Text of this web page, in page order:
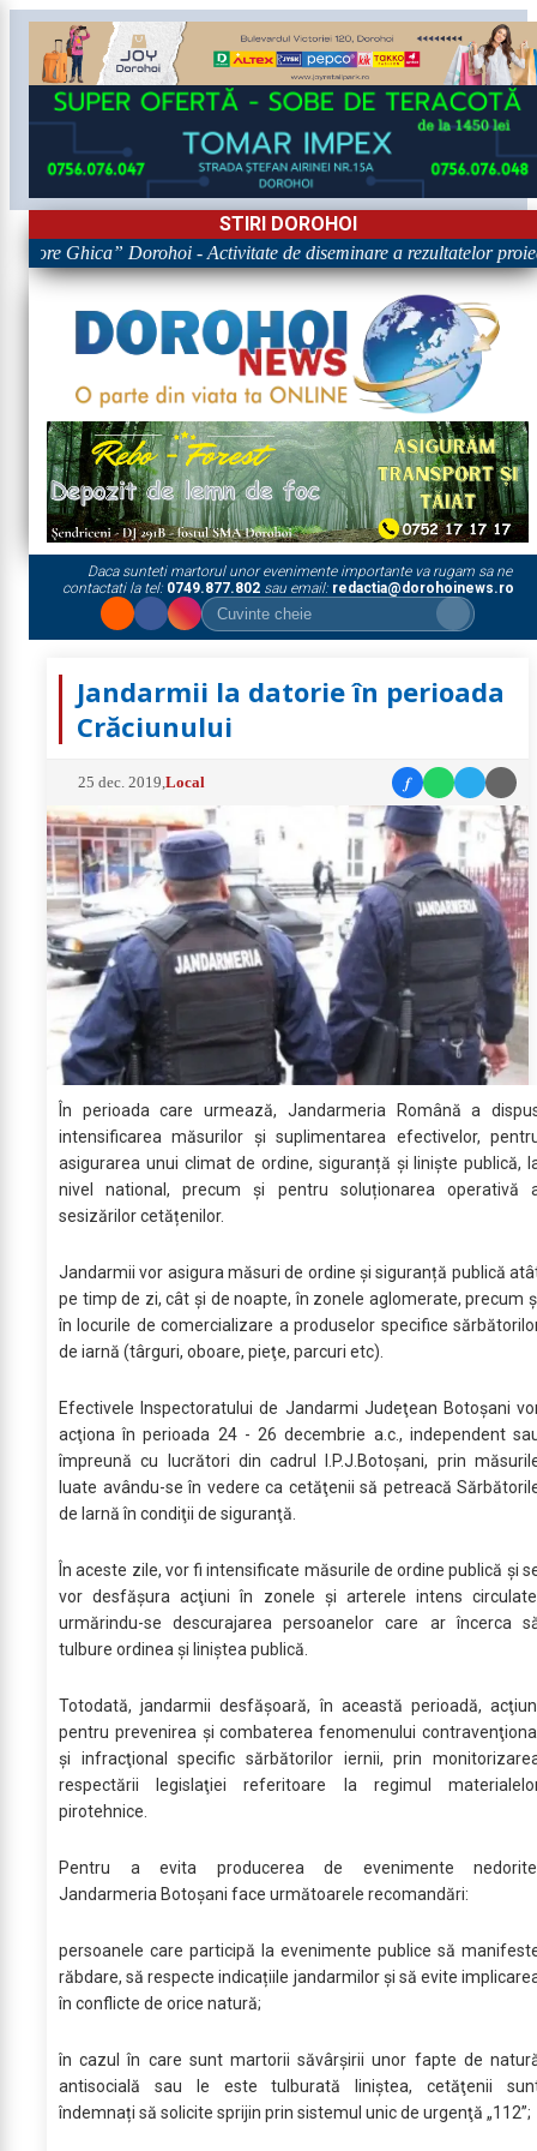
STIRI DOROHOI
Ghica” Dorohoi - Activitate de diseminare a rezultatelor
Daca sunteti martorul unor evenimente importante va rugam sa ne
contactati la tel: 0749.877.802sau email: redactia@dorohoinews.ro
Jandarmii la datorie în perioada
Crăciunului
25 dec. 2019 ,Local f
În perioada care urmează, Jandarmeria Română a
intensificarea măsurilor și suplimentarea efectivelor,
asigurarea unui climat de ordine, siguranță și liniște publică,
nivel national, precum și pentru soluționarea operativă
sesizărilor cetățenilor.
Jandarmii vor asigura măsuri de ordine și siguranță publică
pe timp de zi, cât şi de noapte, în zonele aglomerate, precum
în locurile de comercializare a produselor specifice
de iarnă (târguri, oboare, pieţe, parcuri etc).
Efectivele Inspectoratului de Jandarmi Judeţean Botoşani
acţiona în perioada 24 - 26 decembrie a.c., independent
împreună cu lucrători din cadrul I.P.J.Botoșani, prin
luate avându-se în vedere ca cetăţenii să petreacă
de Iarnă în condiţii de siguranţă.
În aceste zile, vor fi intensificate măsurile de ordine publică şi
vor desfăşura acţiuni în zonele şi arterele intens
urmărindu-se descurajarea persoanelor care ar încerca
tulbure ordinea şi liniştea publică.
Totodată, jandarmii desfăşoară, în această perioadă,
pentru prevenirea şi combaterea fenomenului
şi infracţional specific sărbătorilor iernii, prin
respectării legislaţiei referitoare la regimul
pirotehnice.
Pentru a evita producerea de evenimente
Jandarmeria Botoșani face următoarele recomandări:
persoanele care participă la evenimente publice să
răbdare, să respecte indicațiile jandarmilor şi să evite
în conflicte de orice natură;
în cazul în care sunt martorii săvârşirii unor fapte de
antisocială sau le este tulburată liniştea, cetăţenii
îndemnați să solicite sprijin prin sistemul unic de urgenţă „112”;